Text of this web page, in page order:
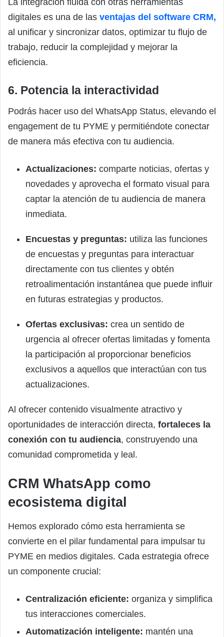
digitales es una de las ventajas del software CRM,
al unificar y sincronizar datos, optimizar tu flujo de
trabajo, reducir la complejidad y mejorar la
eficiencia.
6. Potencia la interactividad
Podrás hacer uso del WhatsApp Status, elevando el
engagement de tu PYME y permitiéndote conectar
de manera más efectiva con tu audiencia.
Actualizaciones: comparte noticias, ofertas y
novedades y aprovecha el formato visual para
captar la atención de tu audiencia de manera
inmediata.
Encuestas y preguntas: utiliza las funciones
de encuestas y preguntas para interactuar
directamente con tus clientes y obtén
retroalimentación instantánea que puede influir
en futuras estrategias y productos.
Ofertas exclusivas: crea un sentido de
urgencia al ofrecer ofertas limitadas y fomenta
la participación al proporcionar beneficios
exclusivos a aquellos que interactúan con tus
actualizaciones.
Al ofrecer contenido visualmente atractivo y
oportunidades de interacción directa, fortaleces la
conexión con tu audiencia, construyendo una
comunidad comprometida y leal.
CRM WhatsApp como
ecosistema digital
Hemos explorado cómo esta herramienta se
convierte en el pilar fundamental para impulsar tu
PYME en medios digitales. Cada estrategia ofrece
un componente crucial:
Centralización eficiente: organiza y simplifica
tus interacciones comerciales.
Automatización inteligente: mantén una